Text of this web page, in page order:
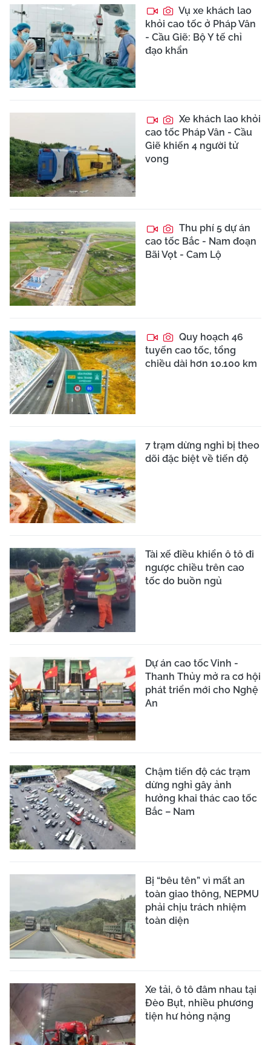
Vụ xe khách lao
khỏi cao tốc ở Pháp Vân
- Cầu Giẽ: Bộ Y tế chỉ
đạo khẩn
Xe khách lao khỏi
cao tốc Pháp Vân - Cầu
Giẽ khiến 4 người tử
vong
Thu phí 5 dự án
cao tốc Bắc - Nam đoạn
Bãi Vọt - Cam Lộ
Quy hoạch 46
tuyến cao tốc, tổng
chiều dài hơn 10.100 km
7 trạm dừng nghỉ bị theo
dõi đặc biệt về tiến độ
Tài xế điều khiển ô tô đi
ngược chiều trên cao
tốc do buồn ngủ
Dự án cao tốc Vinh -
Thanh Thủy mở ra cơ hội
phát triển mới cho Nghệ
An
Chậm tiến độ các trạm
dừng nghỉ gây ảnh
hưởng khai thác cao tốc
Bắc – Nam
Bị “bêu tên” vì mất an
toàn giao thông, NEPMU
phải chịu trách nhiệm
toàn diện
Xe tải, ô tô đâm nhau tại
Đèo Bụt, nhiều phương
tiện hư hỏng nặng